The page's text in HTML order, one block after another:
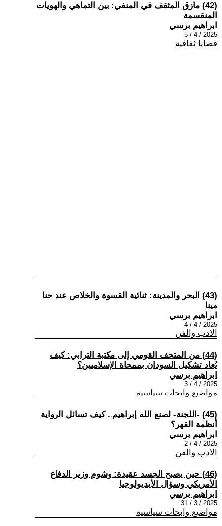
(42) مازق المثقف في المنفي: بين التماهي والهويات
المنقسمة
ابراهيم برسي
2025 / 4 / 5
قضايا ثقافية
(43) البحر والمدينة: ثنائية القسوة والخلاص عند حنا
مينا
ابراهيم برسي
2025 / 4 / 4
الادب والفن
(44) من المتحف القومي إلى مكتبة الترابي: كيف
يُعاد تشكيل السودان بممحاة الإسلاميين؟
ابراهيم برسي
2025 / 4 / 3
مواضيع وابحاث سياسية
(45) -اللجنة- لصنع الله إبراهيم.. كيف تسائل الرواية
أنظمة القهر؟
ابراهيم برسي
2025 / 4 / 2
الادب والفن
(46) حين يصبح الجسد عقيدة: وشوم وزير الدفاع
الأمريكي وسؤال الأيديولوجيا
ابراهيم برسي
2025 / 3 / 31
مواضيع وابحاث سياسية